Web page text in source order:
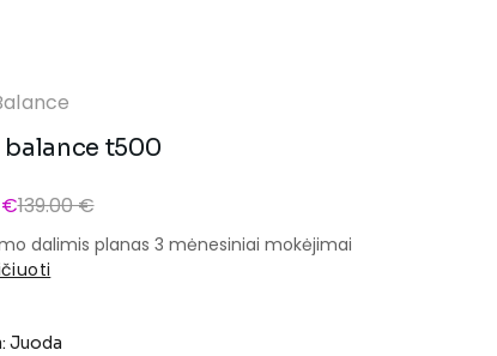
balance t500
€139.00 €
dalimis planas 3 mėnesiniai mokėjimai
Juoda